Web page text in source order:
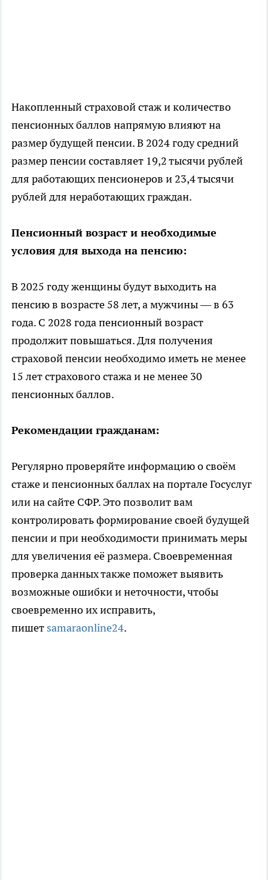
Накопленный страховой стаж и количество
пенсионных баллов напрямую влияют на
размер будущей пенсии. В 2024 году средний
размер пенсии составляет 19,2 тысячи рублей
для работающих пенсионеров и 23,4 тысячи
рублей для неработающих граждан.
Пенсионный возраст и необходимые
условия для выхода на пенсию:
В 2025 году женщины будут выходить на
пенсию в возрасте 58 лет, а мужчины — в 63
года. С 2028 года пенсионный возраст
продолжит повышаться. Для получения
страховой пенсии необходимо иметь не менее
15 лет страхового стажа и не менее 30
пенсионных баллов.
Рекомендации гражданам:
Регулярно проверяйте информацию о своём
стаже и пенсионных баллах на портале Госуслуг
или на сайте СФР. Это позволит вам
контролировать формирование своей будущей
пенсии и при необходимости принимать меры
для увеличения её размера. Своевременная
проверка данных также поможет выявить
возможные ошибки и неточности, чтобы
своевременно их исправить,
пишет samaraonline24.